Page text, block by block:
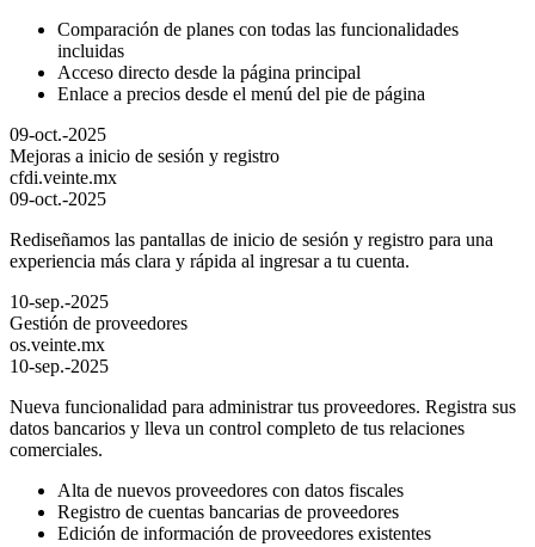
Comparación de planes con todas las funcionalidades
incluidas
Acceso directo desde la página principal
Enlace a precios desde el menú del pie de página
09-oct.-2025
Mejoras a inicio de sesión y registro
cfdi.veinte.mx
09-oct.-2025
Rediseñamos las pantallas de inicio de sesión y registro para una
experiencia más clara y rápida al ingresar a tu cuenta.
10-sep.-2025
Gestión de proveedores
os.veinte.mx
10-sep.-2025
Nueva funcionalidad para administrar tus proveedores. Registra sus
datos bancarios y lleva un control completo de tus relaciones
comerciales.
Alta de nuevos proveedores con datos fiscales
Registro de cuentas bancarias de proveedores
Edición de información de proveedores existentes